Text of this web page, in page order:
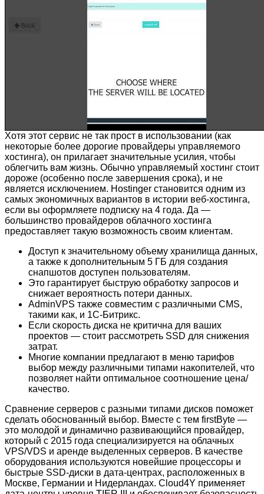
Хотя этот сервис не так прост в использовании (как
некоторые более дорогие провайдеры управляемого
хостинга), он прилагает значительные усилия, чтобы
облегчить вам жизнь. Обычно управляемый хостинг стоит
дороже (особенно после завершения срока), и не
является исключением. Hostinger становится одним из
самых экономичных вариантов в истории веб-хостинга,
если вы оформляете подписку на 4 года. Да —
большинство провайдеров облачного хостинга
предоставляет такую возможность своим клиентам.
Доступ к значительному объему хранилища данных,
а также к дополнительным 5 ГБ для создания
снапшотов доступен пользователям.
Это гарантирует быструю обработку запросов и
снижает вероятность потери данных.
AdminVPS также совместим с различными CMS,
такими как, и 1C-Битрикс.
Если скорость диска не критична для ваших
проектов — стоит рассмотреть SSD для снижения
затрат.
Многие компании предлагают в меню тарифов
выбор между различными типами накопителей, что
позволяет найти оптимальное соотношение цена/
качество.
Сравнение серверов с разными типами дисков поможет
сделать обоснованный выбор. Вместе с тем firstByte —
это молодой и динамично развивающийся провайдер,
который с 2015 года специализируется на облачных
VPS/VDS и аренде выделенных серверов. В качестве
оборудования используются новейшие процессоры и
быстрые SSD-диски в дата-центрах, расположенных в
Москве, Германии и Нидерландах. Cloud4Y применяет